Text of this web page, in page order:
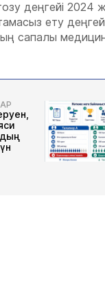
деңгейі 2024
ету
сапалы